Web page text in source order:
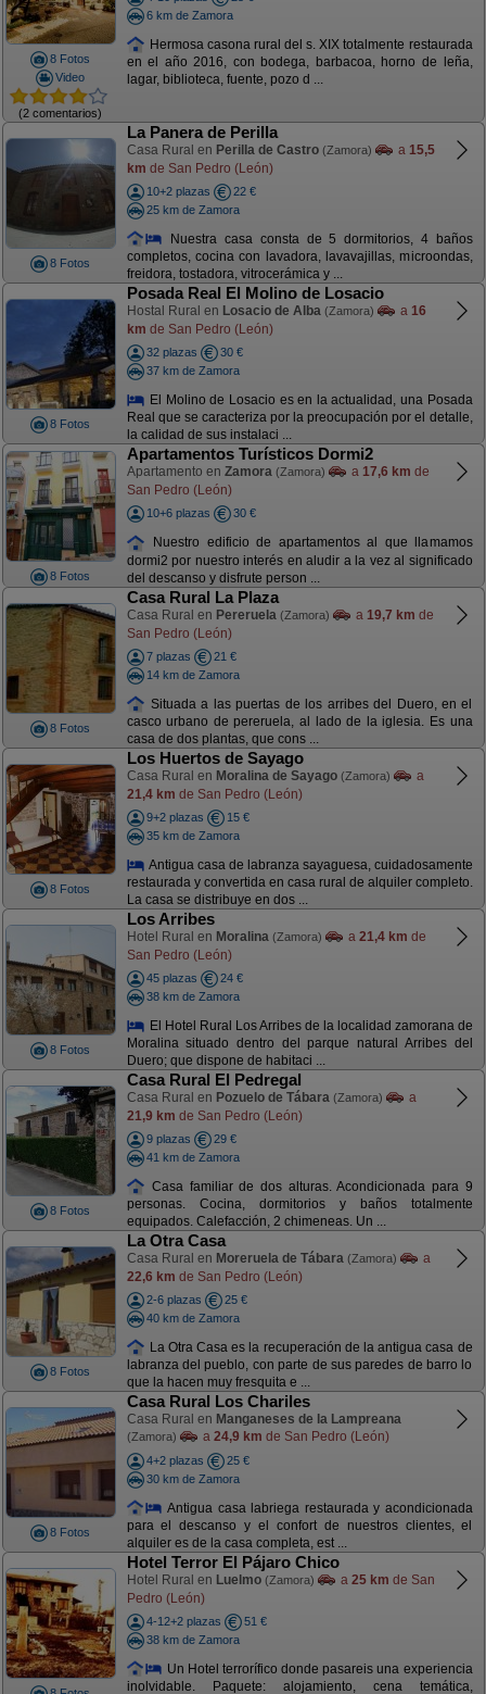
8 Fotos
Video
(2 comentarios)
6 km de Zamora
Hermosa casona rural del s. XIX totalmente restaurada
en el año 2016, con bodega, barbacoa, horno de leña,
lagar, biblioteca, fuente, pozo d ...
8 Fotos
La Panera de Perilla
Casa Rural en Perilla de Castro (Zamora) a 15,5
km de San Pedro (León)
10+2 plazas
22 €
25 km de Zamora
Nuestra casa consta de 5 dormitorios, 4 baños
completos, cocina con lavadora, lavavajillas, microondas,
freidora, tostadora, vitrocerámica y ...
8 Fotos
Posada Real El Molino de Losacio
Hostal Rural en Losacio de Alba (Zamora) a 16
km de San Pedro (León)
32 plazas
30 €
37 km de Zamora
El Molino de Losacio es en la actualidad, una Posada
Real que se caracteriza por la preocupación por el detalle,
la calidad de sus instalaci ...
8 Fotos
Apartamentos Turísticos Dormi2
Apartamento en Zamora (Zamora) a 17,6 km de
San Pedro (León)
10+6 plazas 30 €
Nuestro edificio de apartamentos al que llamamos
dormi2 por nuestro interés en aludir a la vez al significado
del descanso y disfrute person ...
8 Fotos
Casa Rural La Plaza
Casa Rural en Pereruela (Zamora) a 19,7 km de
San Pedro (León)
7 plazas
21 €
14 km de Zamora
Situada a las puertas de los arribes del Duero, en el
casco urbano de pereruela, al lado de la iglesia. Es una
casa de dos plantas, que cons ...
8 Fotos
Los Huertos de Sayago
Casa Rural en Moralina de Sayago (Zamora)
a
21,4 km de San Pedro (León)
9+2 plazas
15 €
35 km de Zamora
Antigua casa de labranza sayaguesa, cuidadosamente
restaurada y convertida en casa rural de alquiler completo.
La casa se distribuye en dos ...
8 Fotos
Los Arribes
Hotel Rural en Moralina (Zamora) a 21,4 km de
San Pedro (León)
45 plazas
24 €
38 km de Zamora
El Hotel Rural Los Arribes de la localidad zamorana de
Moralina situado dentro del parque natural Arribes del
Duero; que dispone de habitaci ...
8 Fotos
Casa Rural El Pedregal
Casa Rural en Pozuelo de Tábara (Zamora)
a
21,9 km de San Pedro (León)
9 plazas
29 €
41 km de Zamora
Casa familiar de dos alturas. Acondicionada para 9
personas. Cocina, dormitorios y baños totalmente
equipados. Calefacción, 2 chimeneas. Un ...
8 Fotos
La Otra Casa
Casa Rural en Moreruela de Tábara (Zamora)
a
22,6 km de San Pedro (León)
2-6 plazas
25 €
40 km de Zamora
La Otra Casa es la recuperación de la antigua casa de
labranza del pueblo, con parte de sus paredes de barro lo
que la hacen muy fresquita e ...
8 Fotos
Casa Rural Los Chariles
Casa Rural en Manganeses de la Lampreana
(Zamora) a 24,9 km de San Pedro (León)
4+2 plazas
25 €
30 km de Zamora
Antigua casa labriega restaurada y acondicionada
para el descanso y el confort de nuestros clientes, el
alquiler es de la casa completa, est ...
Hotel Terror El Pájaro Chico
Hotel Rural en Luelmo (Zamora) a 25 km de San
Pedro (León)
4-12+2 plazas
51 €
38 km de Zamora
Un Hotel terrorífico donde pasareis una experiencia
inolvidable. Paquete: alojamiento, cena temática,